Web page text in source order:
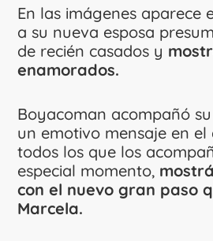
En las imágenes aparece
a su nueva esposa
de recién casados y
enamorados.
Boyacoman acompañó
un emotivo mensaje en
todos los que los
especial momento,
con el nuevo gran paso
Marcela.